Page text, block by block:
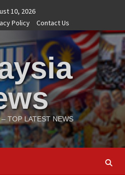
10, 2026
Policy Contact Us
TOP LATEST NEWS